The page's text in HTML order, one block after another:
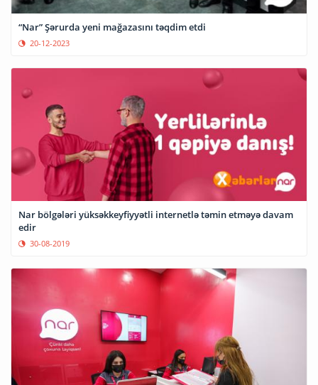
“Nar” Şərurda yeni mağazasını təqdim etdi
20-12-2023
Nar bölgələri yüksəkkeyfiyyətli internetlə təmin etməyə davam
edir
30-08-2019